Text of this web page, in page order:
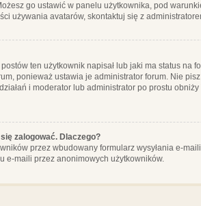
go ustawić w panelu użytkownika, pod
używania avatarów, skontaktuj się z
ten użytkownik napisał lub jaki ma status na
ponieważ ustawia je administrator forum. Nie
i moderator lub administrator po prostu
zalogować. Dlaczego?
przez wbudowany formularz wysyłania e-
e-maili przez anonimowych użytkowników.